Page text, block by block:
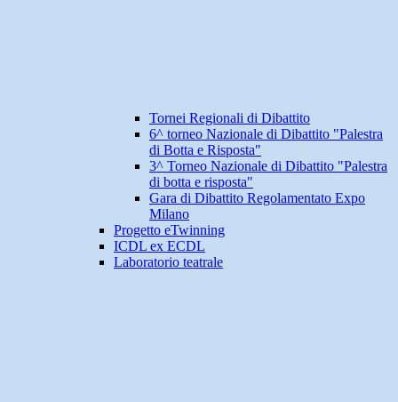
Tornei Regionali di Dibattito
6^ torneo Nazionale di Dibattito "Palestra
di Botta e Risposta"
3^ Torneo Nazionale di Dibattito "Palestra
di botta e risposta"
Gara di Dibattito Regolamentato Expo
Milano
Progetto eTwinning
ICDL ex ECDL
Laboratorio teatrale